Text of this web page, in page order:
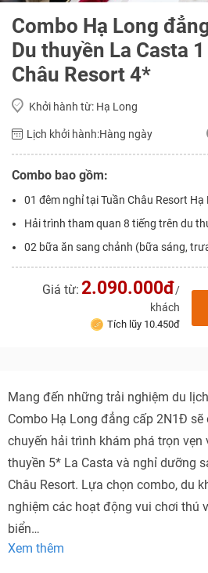
Combo Hạ Long
Du thuyền La Casta
Châu Resort 4*
Khởi hành từ: Hạ Long
Lịch khởi hành:Hàng ngày
Combo bao gồm:
01 đêm nghỉ tại Tuần Châu Resort Hạ
Hải trình tham quan 8 tiếng trên du
02 bữa ăn sang chảnh (bữa sáng,
Giá từ: 2.090.000đ/
khách
Tích lũy 10.450đ
Mang đến những trải nghiệm du
Combo Hạ Long đẳng cấp 2N1Đ sẽ
chuyến hải trình khám phá trọn vẹn
thuyền 5* La Casta và nghỉ dưỡng
Châu Resort. Lựa chọn combo, du
nghiệm các hoạt động vui chơi thú
biển…
Xem thêm
TƯ VẤN NGAY
TƯ VẤN NGAY
TƯ VẤN NGAY